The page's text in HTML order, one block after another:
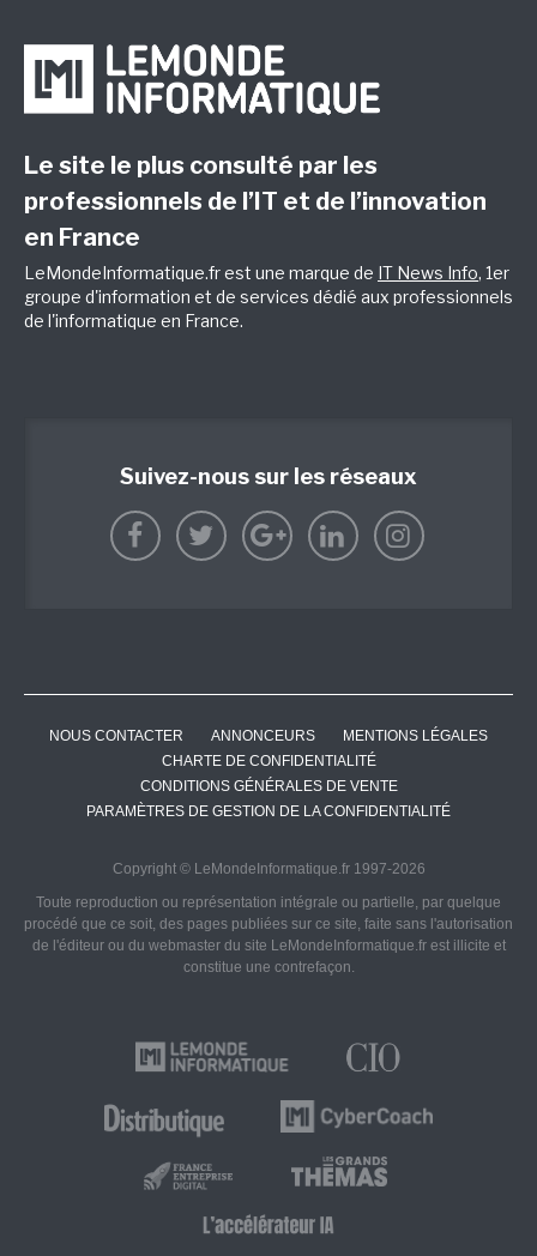
Le site le plus consulté par les
professionnels de l’IT et de l’innovation
en France
LeMondeInformatique.fr est une marque de IT News Info, 1er
groupe d'information et de services dédié aux professionnels
de l'informatique en France.
Suivez-nous sur les réseaux
NOUS CONTACTER ANNONCEURS
MENTIONS LÉGALES
CHARTE DE CONFIDENTIALITÉ
CONDITIONS GÉNÉRALES DE VENTE
PARAMÈTRES DE GESTION DE LA CONFIDENTIALITÉ
Copyright © LeMondeInformatique.fr 1997-2026
Toute reproduction ou représentation intégrale ou partielle, par quelque
procédé que ce soit, des pages publiées sur ce site, faite sans l'autorisation
de l'éditeur ou du webmaster du site LeMondeInformatique.fr est illicite et
constitue une contrefaçon.